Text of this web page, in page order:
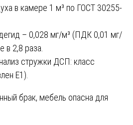
в камере 1 м³ по ГОСТ 30255-
– 0,028 мг/м³ (ПДК 0,01 мг/
в 2,8 раза.
стружки ДСП: класс
Е1).
брак, мебель опасна для